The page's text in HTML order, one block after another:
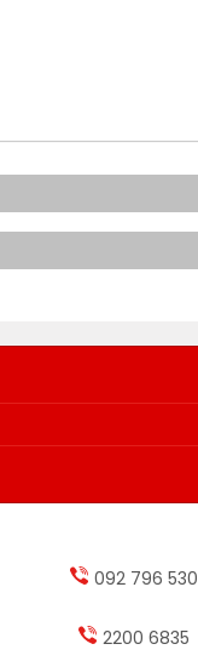
092 796 530
2200 6835